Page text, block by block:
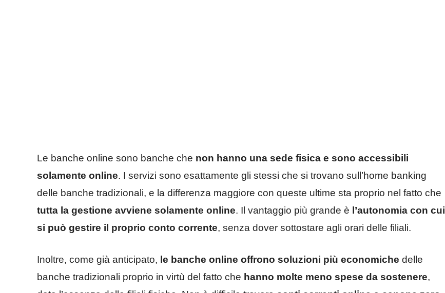
Le banche online sono banche che non hanno una sede fisica e sono accessibili
solamente online. I servizi sono esattamente gli stessi che si trovano sull’home banking
delle banche tradizionali, e la differenza maggiore con queste ultime sta proprio nel fatto che
tutta la gestione avviene solamente online. Il vantaggio più grande è l’autonomia con cui
si può gestire il proprio conto corrente, senza dover sottostare agli orari delle filiali.
Inoltre, come già anticipato, le banche online offrono soluzioni più economiche delle
banche tradizionali proprio in virtù del fatto che hanno molte meno spese da sostenere,